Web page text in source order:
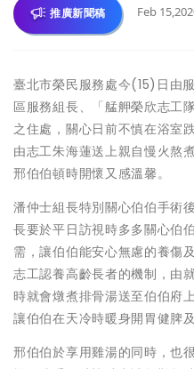
推廣新聞稿 Feb
臺北市榮民服務處今(15)日由
區服務組長、「艋舺榮欣志工
之住處，關心日前不慎在浴室
由志工朱海蓮送上親自慢火熬
邢伯伯頓時開懷又感溫馨。
潘仲士組長特別關心伯伯手術
長要於平日訪視時多多關心伯
需，讓伯伯能安心無慮的養傷
志工認養高齡長者的機制，由
時就會燉煮排骨湯送至伯伯府
讓伯伯在天冷時暖身開胃健脾
邢伯伯於享用雞湯的同時，也